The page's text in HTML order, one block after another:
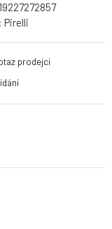
Pirelli
prodejci